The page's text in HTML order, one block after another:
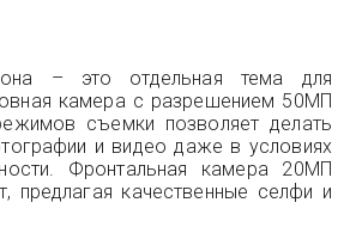
– это отдельная тема для
камера с разрешением 50МП
съемки позволяет делать
и видео даже в условиях
Фронтальная камера 20МП
предлагая качественные селфи и